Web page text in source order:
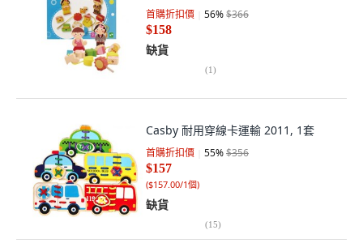
首購折扣價 56%$366
$158
缺貨
(1)
Casby 耐用穿線卡運輸 2011, 1套
首購折扣價 55%$356
$157
($157.00/1個)
缺貨
(15)